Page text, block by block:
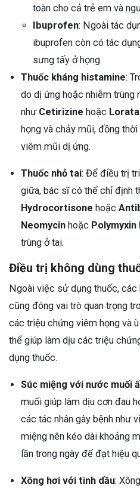
toàn cho cả trẻ em và
Ibuprofen: Ngoài tác
ibuprofen còn có tác
sưng tấy ở họng.
Thuốc kháng histamine:
do dị ứng hoặc nhiễm trùng
như Cetirizine hoặc
họng và chảy mũi, đồng
viêm mũi dị ứng.
Thuốc nhỏ tai: Để điều trị
giữa, bác sĩ có thể chỉ định
Hydrocortisone hoặc
Neomycin hoặc Polymyxin
trùng ở tai.
Điều trị không dùng
Ngoài việc sử dụng thuốc, các
cũng đóng vai trò quan trọng
các triệu chứng viêm họng và
thể giúp làm dịu các triệu
dụng thuốc.
Súc miệng với nước muối
muối giúp làm dịu cơn đau
các tác nhân gây bệnh như
miệng nên kéo dài khoảng
lần trong ngày để đạt hiệu
Xông hơi với tinh dầu: